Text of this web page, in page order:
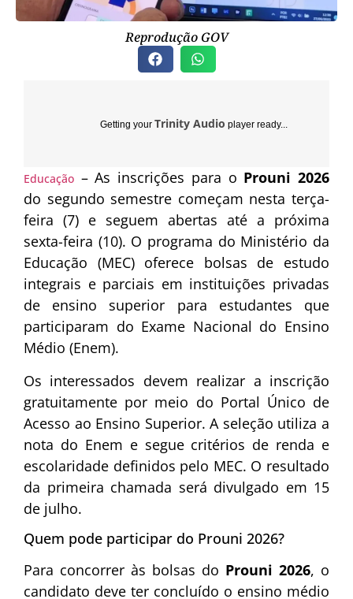
Reprodução GOV
Getting your Trinity Audio player ready...
Educação – As inscrições para o Prouni 2026
do segundo semestre começam nesta terça-
feira (7) e seguem abertas até a próxima
sexta-feira (10). O programa do Ministério da
Educação (MEC) oferece bolsas de estudo
integrais e parciais em instituições privadas
de ensino superior para estudantes que
participaram do Exame Nacional do Ensino
Médio (Enem).
Os interessados devem realizar a inscrição
gratuitamente por meio do Portal Único de
Acesso ao Ensino Superior. A seleção utiliza a
nota do Enem e segue critérios de renda e
escolaridade definidos pelo MEC. O resultado
da primeira chamada será divulgado em 15
de julho.
Quem pode participar do Prouni 2026?
Para concorrer às bolsas do Prouni 2026, o
candidato deve ter concluído o ensino médio